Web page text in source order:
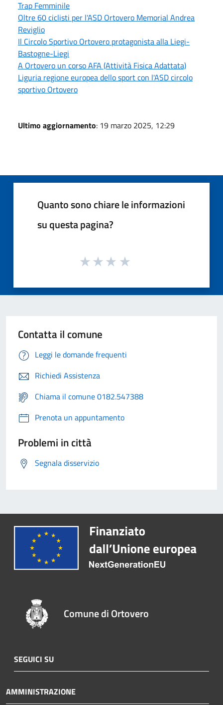
Trap Femminile
Oltre 60 ciclisti per l'ASD Ortovero Memorial Andrea
Reviglio
Il Circolo Sportivo Ortovero protagonista alla Liegi-
Bastogne-Liegi
A Ortovero un corso AFA (Attività Fisica Adattata)
Liguria regione europea dello sport con l'ASD circolo
sportivo Ortovero
Ultimo aggiornamento: 19 marzo 2025, 12:29
Quanto sono chiare le informazioni
su questa pagina?
Contatta il comune
Leggi le domande frequenti
Richiedi Assistenza
Chiama il comune 0182.547388
Prenota un appuntamento
Problemi in città
Segnala disservizio
Comune di Ortovero
SEGUICI SU
AMMINISTRAZIONE